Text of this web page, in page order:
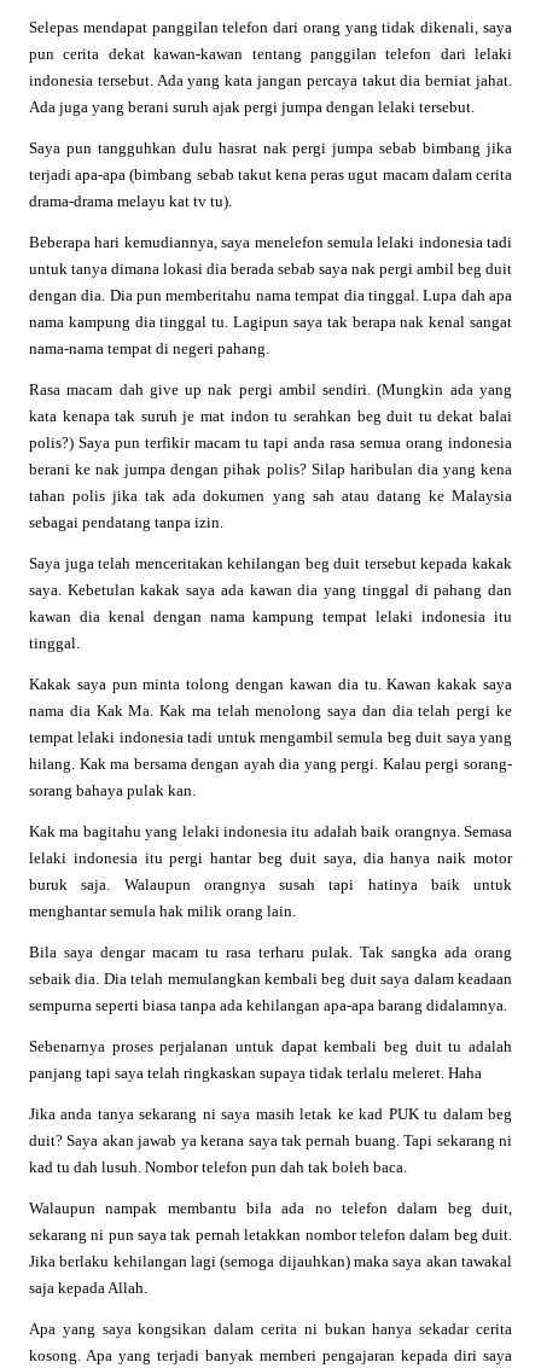
Selepas mendapat panggilan telefon dari orang yang tidak dikenali, saya
pun cerita dekat kawan-kawan tentang panggilan telefon dari lelaki
indonesia tersebut. Ada yang kata jangan percaya takut dia berniat jahat.
Ada juga yang berani suruh ajak pergi jumpa dengan lelaki tersebut.
Saya pun tangguhkan dulu hasrat nak pergi jumpa sebab bimbang jika
terjadi apa-apa (bimbang sebab takut kena peras ugut macam dalam cerita
drama-drama melayu kat tv tu).
Beberapa hari kemudiannya, saya menelefon semula lelaki indonesia tadi
untuk tanya dimana lokasi dia berada sebab saya nak pergi ambil beg duit
dengan dia. Dia pun memberitahu nama tempat dia tinggal. Lupa dah apa
nama kampung dia tinggal tu. Lagipun saya tak berapa nak kenal sangat
nama-nama tempat di negeri pahang.
Rasa macam dah give up nak pergi ambil sendiri. (Mungkin ada yang
kata kenapa tak suruh je mat indon tu serahkan beg duit tu dekat balai
polis?) Saya pun terfikir macam tu tapi anda rasa semua orang indonesia
berani ke nak jumpa dengan pihak polis? Silap haribulan dia yang kena
tahan polis jika tak ada dokumen yang sah atau datang ke Malaysia
sebagai pendatang tanpa izin.
Saya juga telah menceritakan kehilangan beg duit tersebut kepada kakak
saya. Kebetulan kakak saya ada kawan dia yang tinggal di pahang dan
kawan dia kenal dengan nama kampung tempat lelaki indonesia itu
tinggal.
Kakak saya pun minta tolong dengan kawan dia tu. Kawan kakak saya
nama dia Kak Ma. Kak ma telah menolong saya dan dia telah pergi ke
tempat lelaki indonesia tadi untuk mengambil semula beg duit saya yang
hilang. Kak ma bersama dengan ayah dia yang pergi. Kalau pergi sorang-
sorang bahaya pulak kan.
Kak ma bagitahu yang lelaki indonesia itu adalah baik orangnya. Semasa
lelaki indonesia itu pergi hantar beg duit saya, dia hanya naik motor
buruk saja. Walaupun orangnya susah tapi hatinya baik untuk
menghantar semula hak milik orang lain.
Bila saya dengar macam tu rasa terharu pulak. Tak sangka ada orang
sebaik dia. Dia telah memulangkan kembali beg duit saya dalam keadaan
sempurna seperti biasa tanpa ada kehilangan apa-apa barang didalamnya.
Sebenarnya proses perjalanan untuk dapat kembali beg duit tu adalah
panjang tapi saya telah ringkaskan supaya tidak terlalu meleret. Haha
Jika anda tanya sekarang ni saya masih letak ke kad PUK tu dalam beg
duit? Saya akan jawab ya kerana saya tak pernah buang. Tapi sekarang ni
kad tu dah lusuh. Nombor telefon pun dah tak boleh baca.
Walaupun nampak membantu bila ada no telefon dalam beg duit,
sekarang ni pun saya tak pernah letakkan nombor telefon dalam beg duit.
Jika berlaku kehilangan lagi (semoga dijauhkan) maka saya akan tawakal
saja kepada Allah.
Apa yang saya kongsikan dalam cerita ni bukan hanya sekadar cerita
kosong. Apa yang terjadi banyak memberi pengajaran kepada diri saya